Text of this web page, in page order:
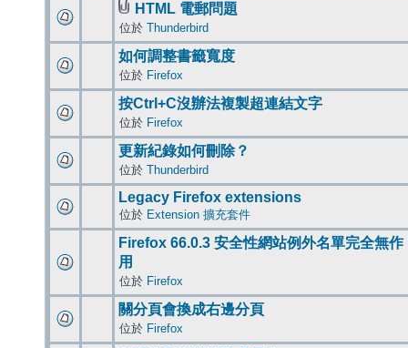
HTML 電郵問題
位於 Thunderbird
如何調整書籤寬度
位於 Firefox
按Ctrl+C沒辦法複製超連結文字
位於 Firefox
更新紀錄如何刪除？
位於 Thunderbird
Legacy Firefox extensions
位於 Extension 擴充套件
Firefox 66.0.3 安全性網站例外名單完全無作
用
位於 Firefox
關分頁會換成右邊分頁
位於 Firefox